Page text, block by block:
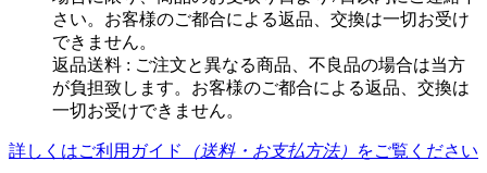
さい。お客様のご都合による返品、交換は一切お受け
できません。
返品送料 : ご注文と異なる商品、不良品の場合は当方
が負担致します。お客様のご都合による返品、交換は
一切お受けできません。
詳しくはご利用ガイド （送料・お支払方法） をご覧ください